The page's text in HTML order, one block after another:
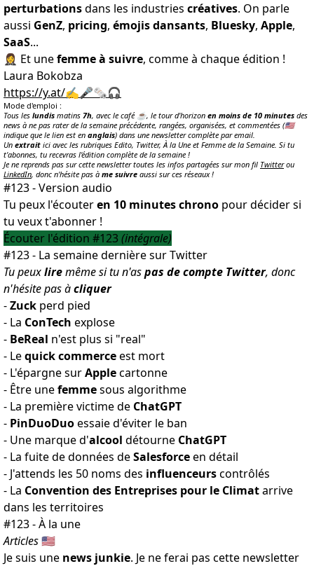
perturbationsdans les industries créatives. On parle
aussi GenZ, pricing, émojis dansants, Bluesky, Apple,
SaaS...
🤵‍♀️ Et unefemme à suivre, comme à chaque édition !
Laura Bokobza
https://y.at/✍️🎤🗞️🎧
Mode d'emploi :
Tous les lundis matins 7h, avec le café ☕️, le tour d'horizon en moins de 10 minutes des
news à ne pas rater de la semaine précédente, rangées, organisées, et commentées (🇺🇸
indique que le lien est en anglais) dans une newsletter complète par email.
Un extrait ici avec les rubriques Edito, Twitter, À la Une et Femme de la Semaine. Si tu
t'abonnes, tu recevras l'édition complète de la semaine !
Je ne reprends pas sur cette newsletter toutes les infos partagées sur mon fil Twitterou
LinkedIn, donc n'hésite pas à me suivre aussi sur ces réseaux !
#123 - Version audio
Tu peux l'écouteren 10 minutes chrono pour décider si
tu veux t'abonner !
Écouter l'édition #123 (intégrale)
#123 - La semaine dernière sur Twitter
Tu peuxliremême si tu n'aspas de compte Twitter, donc
n'hésite pas àcliquer
-Zuck perd pied
- La ConTech explose
- BeReal n'est plus si "real"
- Lequick commerceest mort
- L'épargne surApplecartonne
- Être unefemmesous algorithme
- La première victimede ChatGPT
- PinDuoDuoessaied'éviter le ban
- Une marque d'alcool détourne ChatGPT
- La fuite de données deSalesforceen détail
- J'attends les 50 noms des influenceurscontrôlés
- La Convention des Entreprises pour le Climatarrive
dans les territoires
#123 - À la une
Articles🇺🇸
Je suis une news junkie. Je ne ferai pas cette newsletter